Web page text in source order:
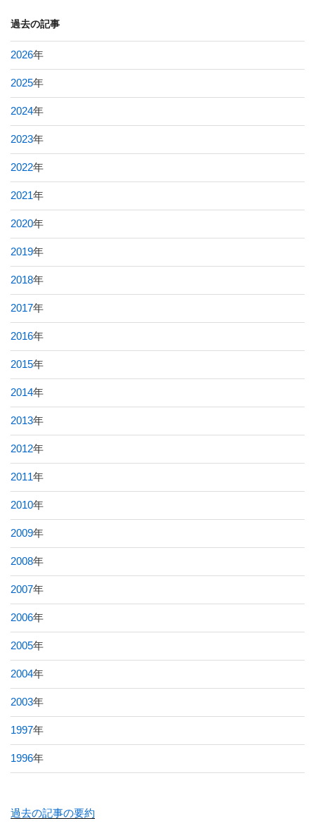
過去の記事
2026年
2025年
2024年
2023年
2022年
2021年
2020年
2019年
2018年
2017年
2016年
2015年
2014年
2013年
2012年
2011年
2010年
2009年
2008年
2007年
2006年
2005年
2004年
2003年
1997年
1996年
過去の記事の要約